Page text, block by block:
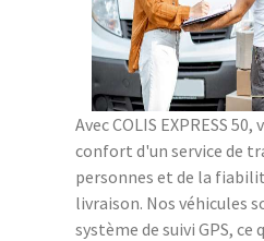
Avec COLIS EXPRESS
confort d'un service de
personnes et de la
livraison. Nos véhicules
système de suivi GPS, ce